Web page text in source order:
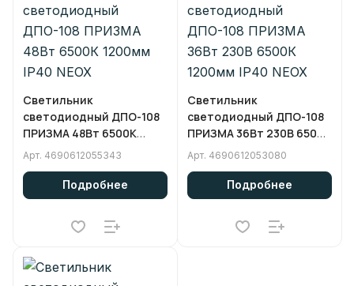
Светильник
светодиодный ДПО-108
ПРИЗМА 48Вт 6500К
1200мм IP40 NEOX
Арт. 4690612055343
Подробнее
Светильник
светодиодный ДПО-108
ПРИЗМА 36Вт 230В 6500К
1200мм IP40 NEOX
Арт. 4690612053080
Подробнее